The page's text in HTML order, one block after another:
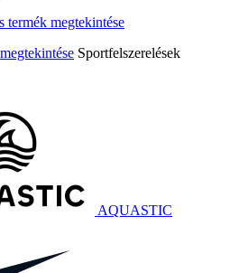
Sportfelszerelések
AQUASTIC